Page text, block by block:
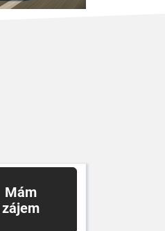
Mám
zájem